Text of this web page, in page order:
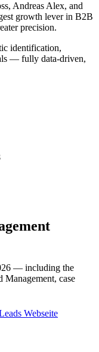
Andreas Alex, and
growth lever in B2B
precision.
identification,
— fully data-driven,
— including the
case
Webseite